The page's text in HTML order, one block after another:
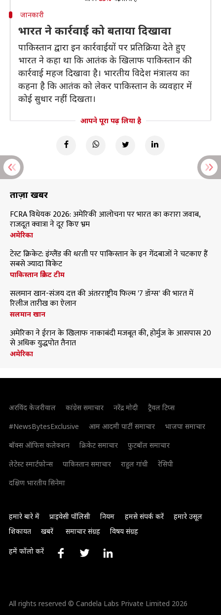
जानकारी
भारत ने कार्रवाई को बताया दिखावा
पाकिस्तान द्वारा इन कार्रवाईयों पर प्रतिक्रिया देते हुए
भारत ने कहा था कि आतंक के खिलाफ पाकिस्तान की
कार्रवाई महज दिखावा है। भारतीय विदेश मंत्रालय का
कहना है कि आतंक को लेकर पाकिस्तान के व्यवहार में
कोई सुधार नहीं दिखता।
आपने पूरा पढ़ लिया है
ताज़ा खबरें
FCRA विधेयक 2026: अमेरिकी आलोचना पर भारत का करारा जवाब,
राजदूत क्वात्रा ने दूर किए भ्रम
अमेरिका
टेस्ट क्रिकेट: इंग्लैंड की धरती पर पाकिस्तान के इन गेंदबाजों ने चटकाए हैं
सबसे ज्यादा विकेट
पाकिस्तान क्रिकेट टीम
सलमान खान-संजय दत्त की अंतरराष्ट्रीय फिल्म '7 डॉग्स' की भारत में
रिलीज तारीख का ऐलान
सलमान खान
अमेरिका ने ईरान के खिलाफ नाकाबंदी मजबूत की, होर्मुज के आसपास 20
से अधिक युद्धपोत तैनात
अमेरिका
अरविंद केजरीवाल कांग्रेस समाचार नरेंद्र मोदी
ट्रैवल टिप्स
#NewsBytesExclusive
आम आदमी पार्टी समाचार
भाजपा समाचार
बॉक्स ऑफिस कलेक्शन
क्रिकेट समाचार
फुटबॉल समाचार
लेटेस्ट स्मार्टफोन्स
पाकिस्तान समाचार राहुल गांधी
रेसिपी
दक्षिण भारतीय सिनेमा
हमारे बारे में प्राइवेसी पॉलिसी नियम हमसे संपर्क करें
हमारे उसूल
शिकायत
खबरें समाचार संग्रह विषय संग्रह
हमें फॉलो करें
All rights reserved © Candela Labs Private Limited 2026